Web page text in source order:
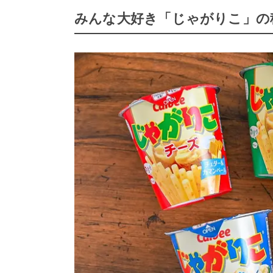
みんな大好き「じゃがりこ」